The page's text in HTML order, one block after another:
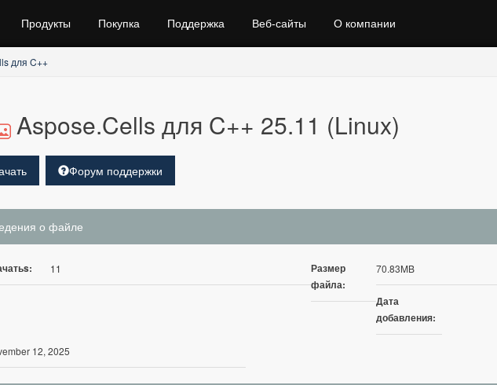
Продукты Покупка Поддержка Веб‑сайты О компании
для C++
Aspose.Cells для C++ 25.11 (Linux)
Форум поддержки
о файле
11
Размер
файла:
70.83MB
Дата
добавления:
12, 2025